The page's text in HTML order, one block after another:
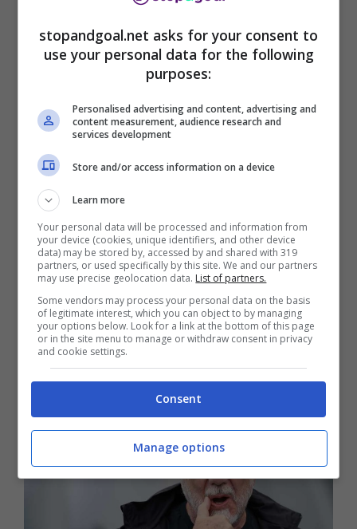
un procedimento contro il patron azzurro.
Napoli, affare Osimhen: De
Laurentiis indagato
De Laurentiis è indagato a Roma per falso in
bilancio
Roma hanno iscritto nel registro degli indagati il
patron azzurro con l’accusa di aver falsificato il
bilancio. Un atto dovuto, dopo l’invio delle carte
da parte dei pm di Napoli. Il procedimento
riguarda le presunte plusvalenze fatte a seguito
dellacessioni di alcuni giocatori della
Primaveraazzurra, che sono finit al Lille
nell’ambito dell’affare che ha portato al Napoli
Osimhen.
stopandgoal.net asks for your consent to
use your personal data for the following
purposes:
Personalised advertising and content, advertising and
content measurement, audience research and
services development
Store and/or access information on a device
Learn more
Your personal data will be processed and information from
your device (cookies, unique identifiers, and other device
data) may be stored by, accessed by and shared with 319
partners, or used specifically by this site. We and our partners
may use precise geolocation data. List of partners.
Some vendors may process your personal data on the basis
of legitimate interest, which you can object to by managing
your options below. Look for a link at the bottom of this page
or in the site menu to manage or withdraw consent in privacy
and cookie settings.
Consent
Manage options